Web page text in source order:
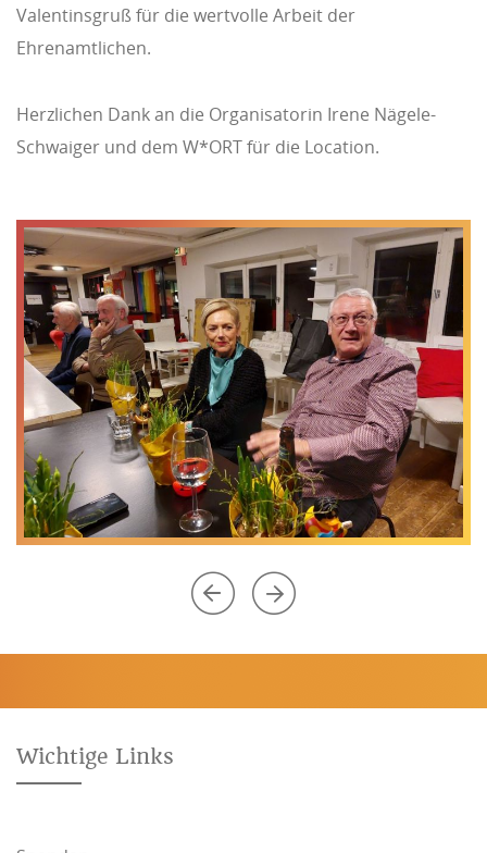
Valentinsgruß für die wertvolle Arbeit der
Ehrenamtlichen.
Herzlichen Dank an die Organisatorin Irene Nägele-
Schwaiger und dem W*ORT für die Location.
Wichtige Links